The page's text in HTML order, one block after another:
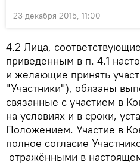
23 декабря 2015, 11:00
4.2 Лица,
приведенным в п. 4.1
и желающие принять
"Участники"), обязаны
связанные с участием в
на условиях и в сроки,
Положением. Участие в
полное согласие
отражёнными в